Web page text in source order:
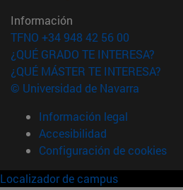
Información
TFNO +34 948 42 56 00
¿QUÉ GRADO TE INTERESA?
¿QUÉ MÁSTER TE INTERESA?
© Universidad de Navarra
Información legal
Accesibilidad
Configuración de cookies
Localizador de campus